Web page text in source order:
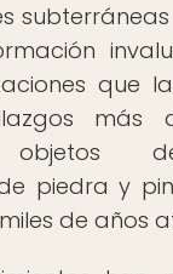
que
más
objetos
piedra y
de años